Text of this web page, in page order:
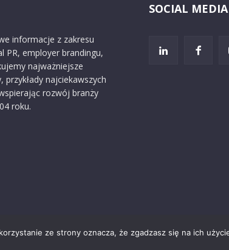
informacje z zakresu
PR, employer brandingu,
najważniejsze
najciekawszych
rozwój branży
roku.
SOCIAL MEDIA
O nas Reklama Zastrzeżenia prawne
ze strony oznacza, że zgadzasz się na ich